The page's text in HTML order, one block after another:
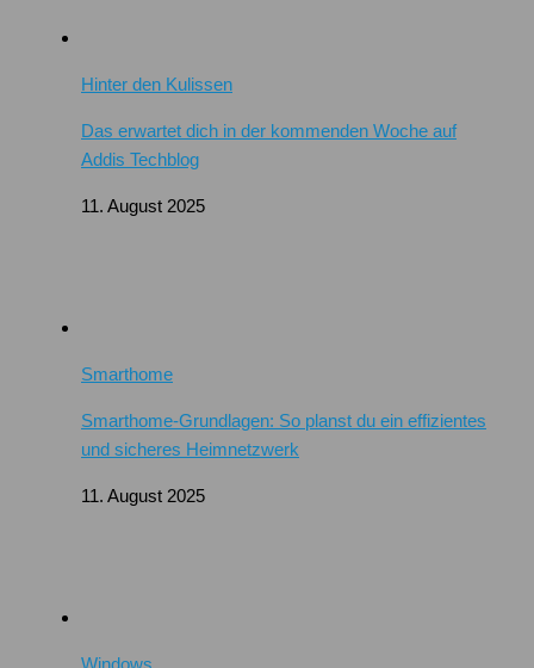
Hinter den Kulissen
Das erwartet dich in der kommenden Woche auf
Addis Techblog
11. August 2025
Smarthome
Smarthome-Grundlagen: So planst du ein effizientes
und sicheres Heimnetzwerk
11. August 2025